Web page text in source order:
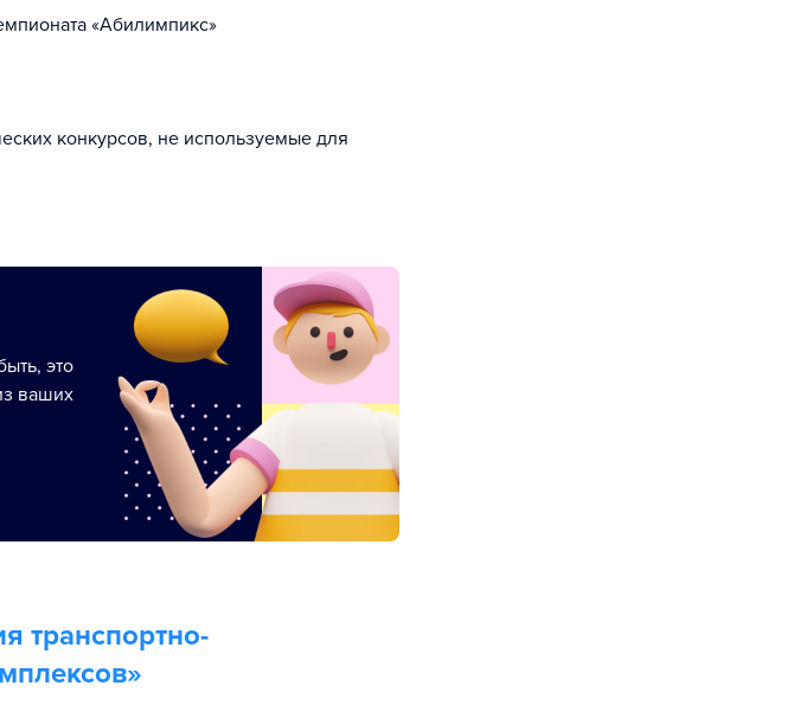
«Абилимпикс»
конкурсов, не используемые для
это
ваших
транспортно-
»